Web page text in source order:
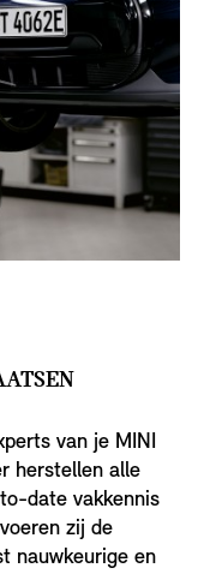
van je MINI
herstellen alle
date vakkennis
zij de
nauwkeurige en